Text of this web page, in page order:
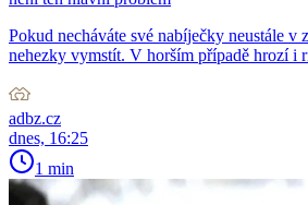
Pokud necháváte své nabíječky neustále v
nehezky vymstít. V horším případě hrozí i
adbz.cz
dnes, 16:25
1 min